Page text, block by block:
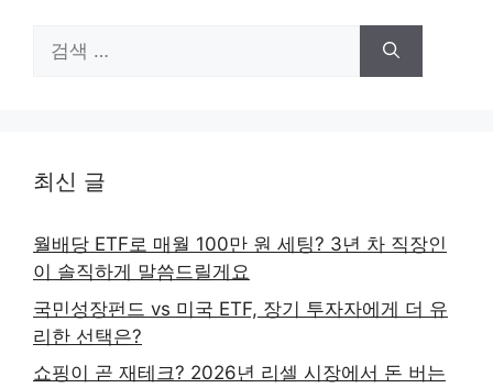
색:
최신 글
월배당 ETF로 매월 100만 원 세팅? 3년 차 직장인
이 솔직하게 말씀드릴게요
국민성장펀드 vs 미국 ETF, 장기 투자자에게 더 유
리한 선택은?
쇼핑이 곧 재테크? 2026년 리셀 시장에서 돈 버는